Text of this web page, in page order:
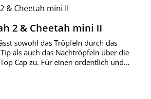
2 & Cheetah mini II
sowohl das Tröpfeln durch das
als auch das Nachtröpfeln über die
Cap zu. Für einen ordentlich und
Preis: